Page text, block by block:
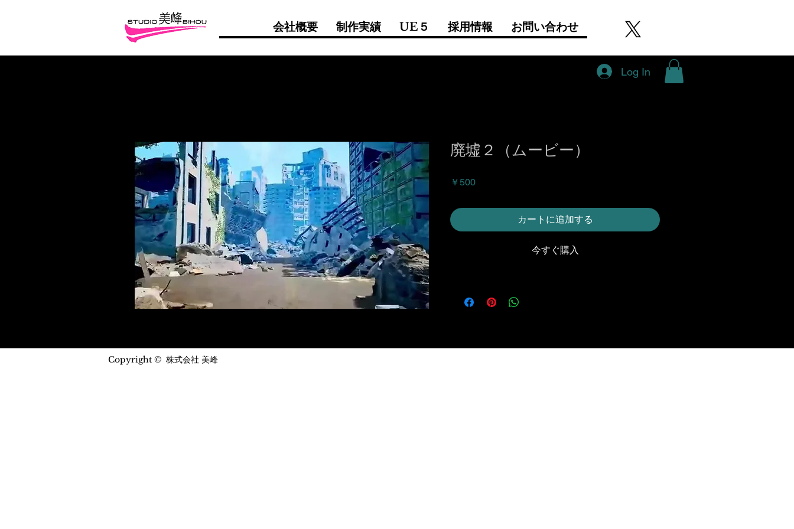
会社概要 制作実績 UE５ 採用情報 お問い合わせ
廃墟２（ムービー）
￥500価
カートに追加する
今すぐ購入
Log In
Copyright © 株式会社 美峰